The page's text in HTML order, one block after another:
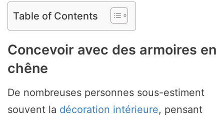
Table of Contents
Concevoir avec des armoires en
chêne
De nombreuses personnes sous-estiment
souvent la décoration intérieure, pensant